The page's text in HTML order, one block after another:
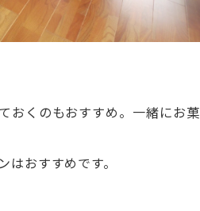
おくのもおすすめ。一緒にお菓
おすすめです。